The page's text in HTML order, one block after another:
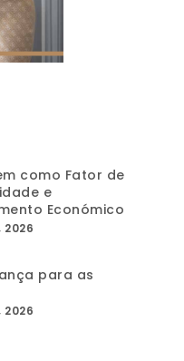
como Fator de
e
Económico
2026
para as
2026